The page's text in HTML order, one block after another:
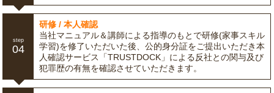
step
04
研修 / 本人確認
当社マニュアル＆講師による指導のもとで研修(家事スキル
学習)を修了いただいた後、公的身分証をご提出いただき本
人確認サービス「TRUSTDOCK」による反社との関与及び
犯罪歴の有無を確認させていただきます。